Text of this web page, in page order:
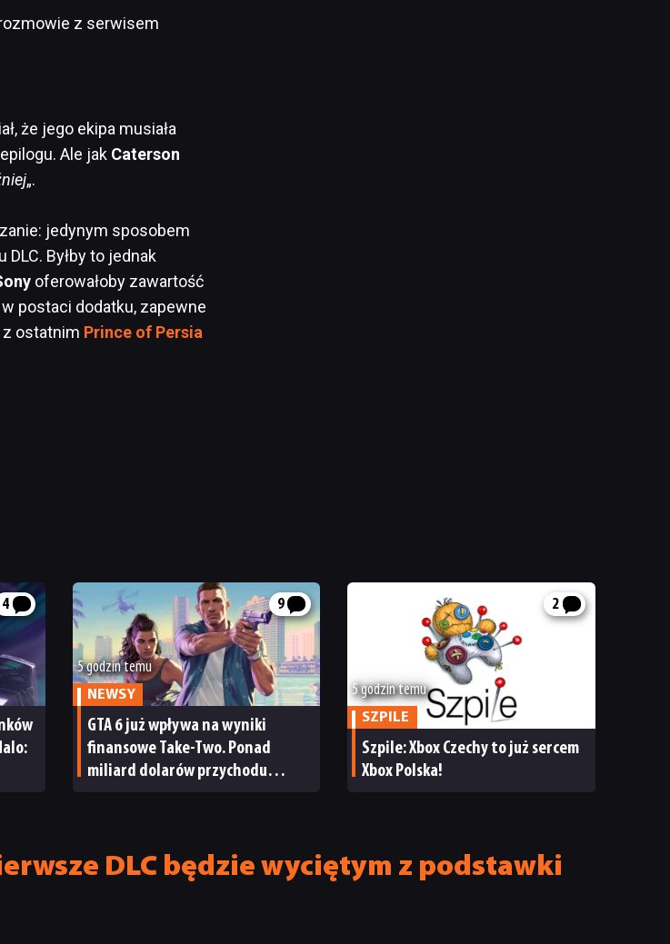
z serwisem
że jego ekipa musiała
Ale jak Caterson
„.
jedynym sposobem
Byłby to jednak
oferowałoby zawartość
w postaci dodatku, zapewne
z ostatnim Prince of Persia
4 9
5 godzin temu
NEWSY
GTA 6 już wpływa na wyniki
finansowe Take-Two. Ponad
miliard dolarów przychodu
2
5 godzin temu
SZPILE
Szpile: Xbox Czechy to już sercem
Xbox Polska!
DLC będzie wyciętym z podstawki